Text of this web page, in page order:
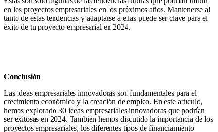
en los proyectos empresariales en los próximos años. Mantenerse al
tanto de estas tendencias y adaptarse a ellas puede ser clave para el
éxito de tu proyecto empresarial en 2024.
Conclusión
Las ideas empresariales innovadoras son fundamentales para el
crecimiento económico y la creación de empleo. En este artículo,
hemos explorado 30 ideas empresariales innovadoras que podrían
ser exitosas en 2024. También hemos discutido la importancia de los
proyectos empresariales, los diferentes tipos de financiamiento